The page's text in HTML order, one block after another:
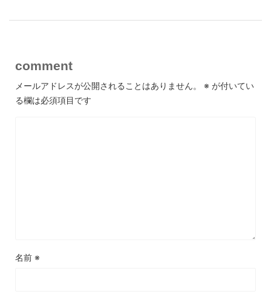
comment
メールアドレスが公開されることはありません。 ※ が付いてい
る欄は必須項目です
名前 ※